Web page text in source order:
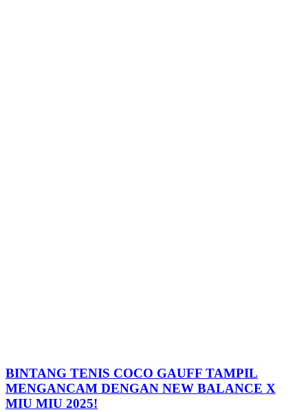
BINTANG TENIS COCO GAUFF TAMPIL
MENGANCAM DENGAN NEW BALANCE X
MIU MIU 2025!